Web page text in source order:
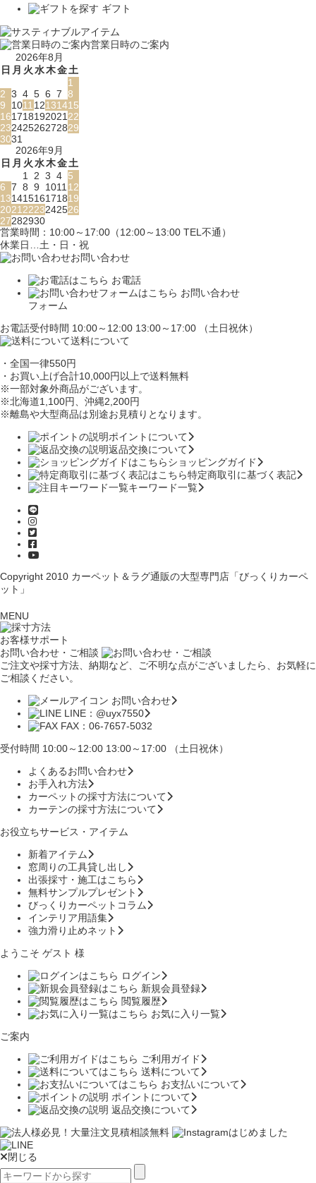
ギフト
営業日時のご案内
2026年8月
日 月 火水木金土
1
2 3 4 5 6 7 8
9
101112131415
16171819202122
23242526272829
3031
2026年9月
日 月 火水木金土
1 2 3 4 5
6 7 8 9 101112
13141516171819
20212223242526
27282930
営業時間：10:00～17:00（12:00～13:00 TEL不通）
休業日…土・日・祝
お問い合わせ
お電話
お問い合わせ
フォーム
お電話受付時間 10:00～12:00 13:00～17:00 （土日祝休）
送料について
・全国一律550円
・お買い上げ合計10,000円 以上で送料無料
※一部対象外商品がございます。
※北海道1,100円、沖縄2,200円
※離島や大型商品は別途お見積りとなります。
ポイントについて
返品交換について
ショッピングガイド
特定商取引に基づく表記
キーワード一覧
Copyright 2010 カーペット＆ラグ通販の大型専門店「びっくりカーペ
ット」
MENU
お客様サポート
お問い合わせ・ご相談
ご注文や採寸方法、納期など、ご不明な点がございましたら、お気軽に
ご相談ください。
お問い合わせ
LINE：@uyx7550
FAX：06-7657-5032
受付時間 10:00～12:00 13:00～17:00 （土日祝休）
よくあるお問い合わせ
お手入れ方法
カーペットの採寸方法について
カーテンの採寸方法について
お役立ちサービス・アイテム
新着アイテム
窓周りの工具貸し出し
出張採寸・施工はこちら
無料サンプルプレゼント
びっくりカーペットコラム
インテリア用語集
強力滑り止めネット
ようこそ ゲスト 様
ログイン
新規会員登録
閲覧履歴
お気に入り一覧
ご案内
ご利用ガイド
送料について
お支払いについて
ポイントについて
返品交換について
閉じる